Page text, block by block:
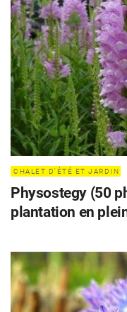
Physostegy (50
plantation en
CHALET D'ÉTÉ ET JARDIN